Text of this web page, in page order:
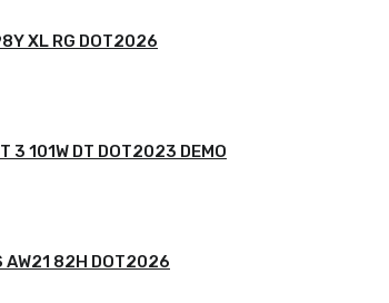
XL RG DOT2026
3 101W DT DOT2023 DEMO
AW21 82H DOT2026